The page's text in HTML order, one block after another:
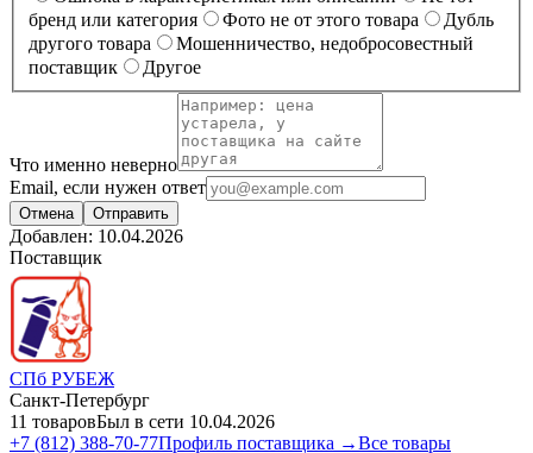
бренд или категория
Фото не от этого товара
Дубль
другого товара
Мошенничество, недобросовестный
поставщик
Другое
Что именно неверно
Email, если нужен ответ
Отмена Отправить
Добавлен: 10.04.2026
Поставщик
СПб РУБЕЖ
Санкт-Петербург
11 товаровБыл в сети 10.04.2026
+7 (812) 388-70-77Профиль поставщика →Все товары